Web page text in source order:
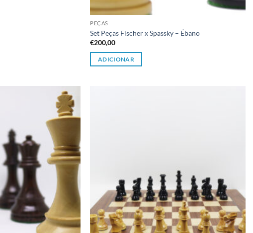
PEÇAS
Set Peças Fischer x Spassky – Ébano
€200,00
ADICIONAR
Adicionar
à lista de